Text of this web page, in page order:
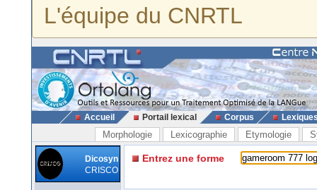
L'équipe du CNRTL
Accueil Portail lexical Corpus
Morphologie Lexicographie Etymologie
Dicosyn
CRISCO
Entrez une forme